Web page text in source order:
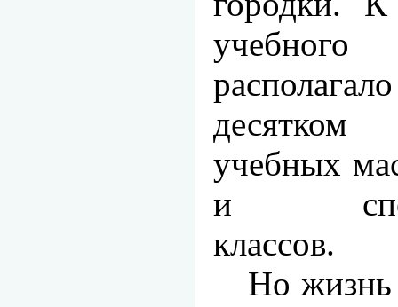
учебных
и
классов.
Но жизнь